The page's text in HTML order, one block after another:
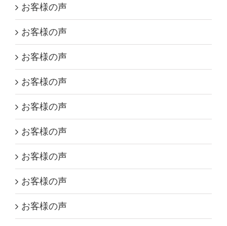
お客様の声
お客様の声
お客様の声
お客様の声
お客様の声
お客様の声
お客様の声
お客様の声
お客様の声